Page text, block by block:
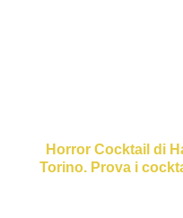
Horror Cocktail di
Torino. Prova i